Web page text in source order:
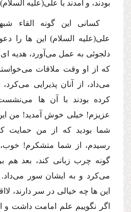
بودند، و آمدند با على(علیه السلام)
كسانى این گونه القاء
على(علیه السلام)این ها را
دلجوئى به عمل مى‌آورد، هدیه اى
كه از او وقت ملاقات
مى‌داد، از آنان پذیرایى
كرده بودند با آن ها
عزیزم! خیلى خوش آمدید! من
شما بودید كه از من حمایت
رسیدم، از شما متشكرم!
گونه چرب زبانى كند، بعد هم
مى‌كرد و به ایشان سور
این ها چه خیالى در سر دارند،
اگر نگوییم علم امامت داشت و